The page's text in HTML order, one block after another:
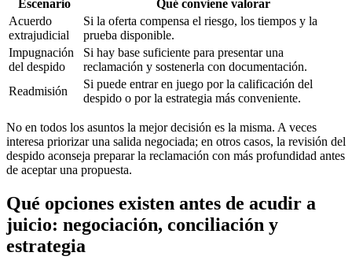
Escenario
Qué conviene valorar
Acuerdo
extrajudicial
Si la oferta compensa el riesgo, los tiempos y la
prueba disponible.
Impugnación
del despido
Si hay base suficiente para presentar una
reclamación y sostenerla con documentación.
Readmisión
Si puede entrar en juego por la calificación del
despido o por la estrategia más conveniente.
No en todos los asuntos la mejor decisión es la misma. A veces
interesa priorizar una salida negociada; en otros casos, la revisión del
despido aconseja preparar la reclamación con más profundidad antes
de aceptar una propuesta.
Qué opciones existen antes de acudir a
juicio: negociación, conciliación y
estrategia